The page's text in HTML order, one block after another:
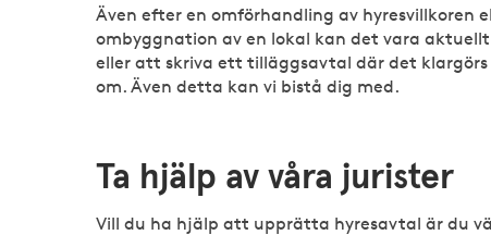
Även efter en omförhandling av hyresvillkoren
ombyggnation av en lokal kan det vara
eller att skriva ett tilläggsavtal där det
om. Även detta kan vi bistå dig med.
Ta hjälp av våra jurister
Vill du ha hjälp att upprätta hyresavtal är du